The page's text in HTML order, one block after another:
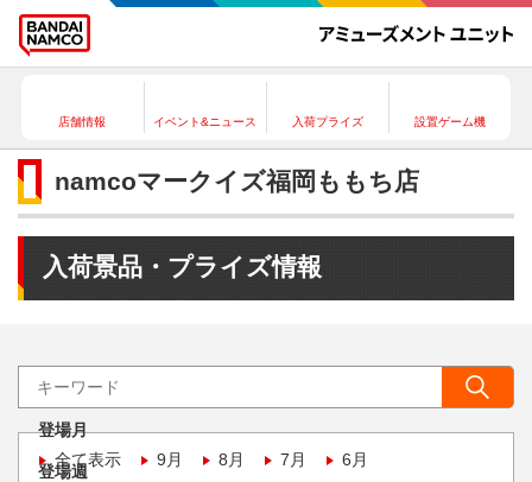
店舗情報 イベント&ニュース 入荷プライズ 設置ゲーム機
namcoマークイズ福岡ももち店
入荷景品・プライズ情報
登場月
全て表示
9月 8月 7月 6月
登場週